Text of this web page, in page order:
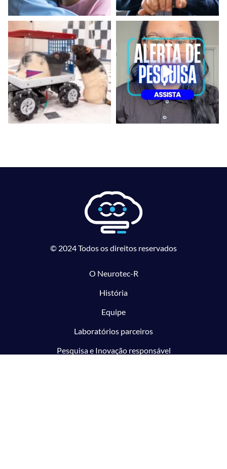
© 2024 Todos os direitos reservados
O Neurotec-R
História
Equipe
Laboratórios parceiros
Pesquisa e Inovação responsável